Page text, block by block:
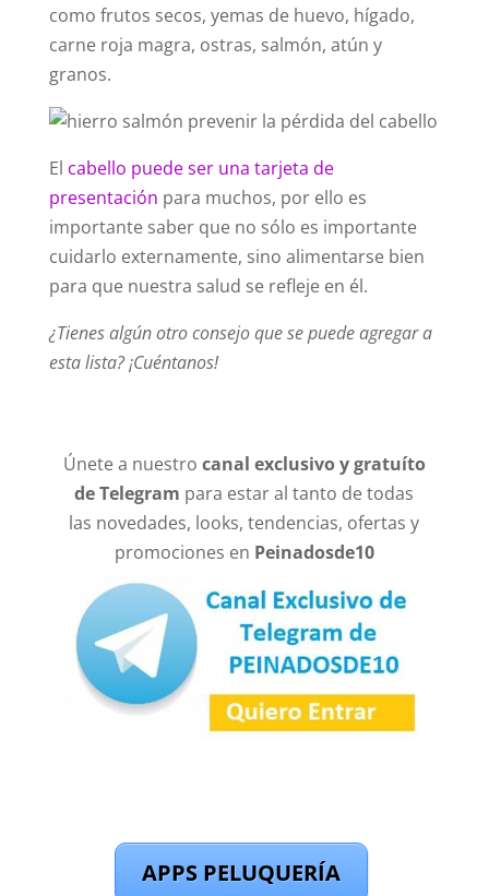
como frutos secos, yemas de huevo, hígado,
carne roja magra, ostras, salmón, atún y
granos.
El cabello puede ser una tarjeta de
presentación para muchos, por ello es
importante saber que no sólo es importante
cuidarlo externamente, sino alimentarse bien
para que nuestra salud se refleje en él.
¿Tienes algún otro consejo que se puede agregar a
esta lista? ¡Cuéntanos!
Únete a nuestro canal exclusivo y gratuíto
de Telegram para estar al tanto de todas
las novedades, looks, tendencias, ofertas y
promociones en Peinadosde10
APPS PELUQUERÍA